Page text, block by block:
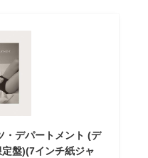
・デパートメント (デ
盤)(7インチ紙ジャ